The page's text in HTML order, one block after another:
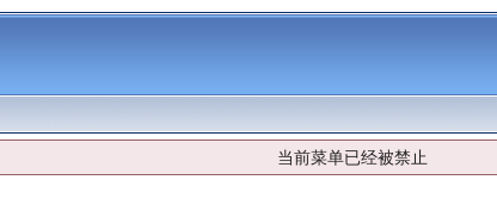
当前菜单已经被禁止